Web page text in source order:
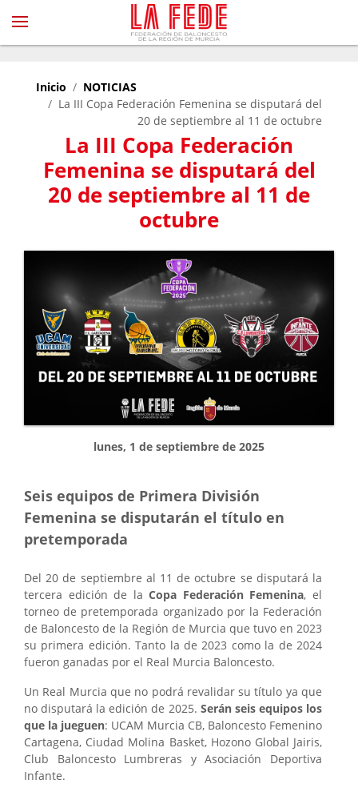
La III Copa Federación
Femenina se disputará del
20 de septiembre al 11 de
octubre
Inicio
NOTICIAS
La III Copa Federación Femenina se disputará del
20 de septiembre al 11 de octubre
lunes, 1 de septiembre de 2025
Seis equipos de Primera División
Femenina se disputarán el título en
pretemporada
Del 20 de septiembre al 11 de octubre se disputará la
tercera edición de laCopa Federación Femenina, el
torneo de pretemporada organizado por la Federación
de Baloncesto de la Región de Murcia que tuvo en 2023
su primera edición. Tanto la de 2023 como la de 2024
fueron ganadas por el Real Murcia Baloncesto.
Un Real Murcia que no podrá revalidar su título ya que
no disputará la edición de 2025. Serán seis equipos los
que la jueguen: UCAM Murcia CB, Baloncesto Femenino
Cartagena, Ciudad Molina Basket, Hozono Global Jairis,
Club Baloncesto Lumbreras y Asociación Deportiva
Infante.